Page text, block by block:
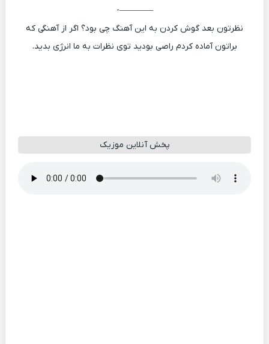
————-
نظرتون بعد گوش کردن به این آهنگ چی بود؟ اگر از آهنگی که
براتون آماده کردم راصی بودید توی نظرات به ما انرژی بدید.
پخش آنلاین موزیک